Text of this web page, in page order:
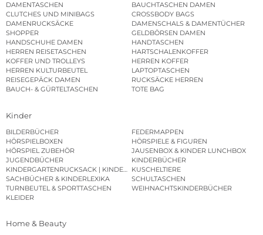
DAMENTASCHEN
BAUCHTASCHEN DAMEN
CLUTCHES UND MINIBAGS
CROSSBODY BAGS
DAMENRUCKSÄCKE
DAMENSCHALS & DAMENTÜCHER
SHOPPER
GELDBÖRSEN DAMEN
HANDSCHUHE DAMEN
HANDTASCHEN
HERREN REISETASCHEN
HARTSCHALENKOFFER
KOFFER UND TROLLEYS
HERREN KOFFER
HERREN KULTURBEUTEL
LAPTOPTASCHEN
REISEGEPÄCK DAMEN
RUCKSÄCKE HERREN
BAUCH- & GÜRTELTASCHEN
TOTE BAG
Kinder
BILDERBÜCHER
FEDERMAPPEN
HÖRSPIELBOXEN
HÖRSPIELE & FIGUREN
HÖRSPIEL ZUBEHÖR
JAUSENBOX & KINDER LUNCHBOX
JUGENDBÜCHER
KINDERBÜCHER
KINDERGARTENRUCKSACK | KINDERGARTENBEUTEL
KUSCHELTIERE
SACHBÜCHER & KINDERLEXIKA
SCHULTASCHEN
TURNBEUTEL & SPORTTASCHEN
WEIHNACHTSKINDERBÜCHER
KLEIDER
Home & Beauty